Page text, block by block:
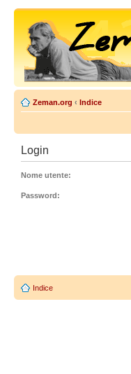
Zeman.org ‹ Indice
Login
Nome utente:
Password:
Indice